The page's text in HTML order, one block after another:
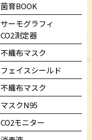
菌育BOOK
サーモグラフィ
CO2測定器
不織布マスク
フェイスシールド
不織布マスク
マスクN95
CO2モニター